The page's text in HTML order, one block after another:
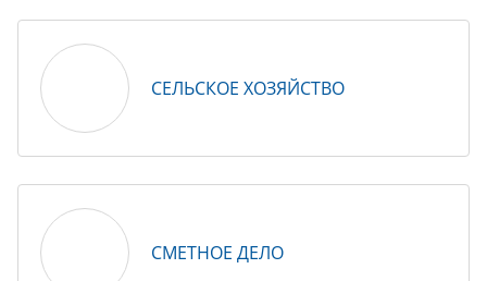
СЕЛЬСКОЕ ХОЗЯЙСТВО
СМЕТНОЕ ДЕЛО